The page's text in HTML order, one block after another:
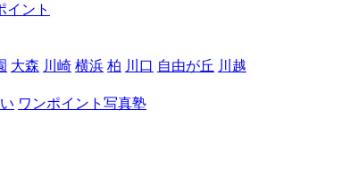
イント
大森 川崎 横浜 柏 川口 自由が丘 川越
ワンポイント写真塾